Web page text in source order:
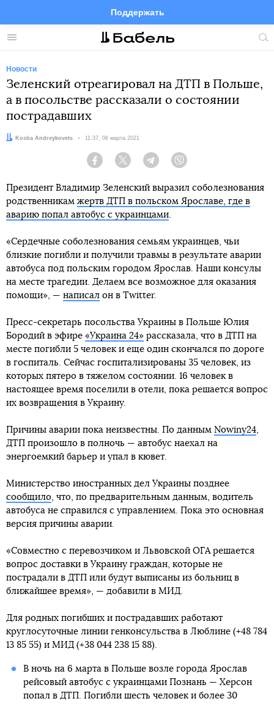
Меню
Поддержать
FacebookTelegramTwitter
Новости
Зеленский отреагировал на ДТП в Польше,
а в посольстве рассказали о состоянии
пострадавших
Автор:Kostia Andreykovets Дата:
11:37, 06 марта 2021
Facebook Twitter Telegram
Президент Владимир Зеленский выразил соболезнования
родственникам жертв ДТП в польском Ярославе, где в
аварию попал автобус с украинцами.
«Сердечные соболезнования семьям украинцев, чьи
близкие погибли и получили травмы в результате аварии
автобуса под польским городом Ярослав. Наши консулы
на месте трагедии. Делаем все возможное для оказания
помощи», — написал он в Twitter.
Пресс-секретарь посольства Украины в Польше Юлия
Бородий в эфире «Украина 24» рассказала, что в ДТП на
месте погибли 5 человек и еще один скончался по дороге
в госпиталь. Сейчас госпитализированы 35 человек, из
которых пятеро в тяжелом состоянии. 16 человек в
настоящее время поселили в отели, пока решается вопрос
их возвращения в Украину.
Причины аварии пока неизвестны. По данным Nowiny24,
ДТП произошло в полночь — автобус наехал на
энергоемкий барьер и упал в кювет.
Министерство иностранных дел Украины позднее
сообщило, что, по предварительным данным, водитель
автобуса не справился с управлением. Пока это основная
версия причины аварии.
«Совместно с перевозчиком и Львовской ОГА решается
вопрос доставки в Украину граждан, которые не
пострадали в ДТП или будут выписаны из больниц в
ближайшее время», — добавили в МИД.
Для родных погибших и пострадавших работают
круглосуточные линии генконсульства в Люблине (+48 784
13 85 55) и МИД (+38 044 238 15 88).
В ночь на 6 марта в Польше возле города Ярослав
рейсовый автобус с украинцами Познань — Херсон
попал в ДТП. Погибли шесть человек и более 30